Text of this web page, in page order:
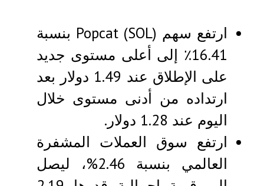
ارتفع سهم Popcat (SOL) بنسبة
16.41٪ إلى أعلى مستوى جديد
على الإطلاق عند 1.49 دولار بعد
ارتداده من أدنى مستوى خلال
اليوم عند 1.28 دولار.
ارتفع سوق العملات المشفرة
العالمي بنسبة 2.46%، ليصل